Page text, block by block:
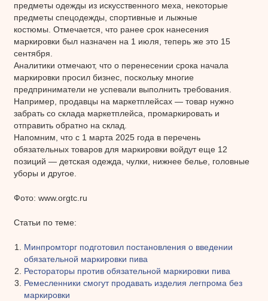
предметы одежды из искусственного меха, некоторые
предметы спецодежды, спортивные и лыжные
костюмы. Отмечается, что ранее срок нанесения
маркировки был назначен на 1 июля, теперь же это 15
сентября.
Аналитики отмечают, что о перенесении срока начала
маркировки просил бизнес, поскольку многие
предприниматели не успевали выполнить требования.
Например, продавцы на маркетплейсах — товар нужно
забрать со склада маркетплейса, промаркировать и
отправить обратно на склад.
Напомним, что с 1 марта 2025 года в перечень
обязательных товаров для маркировки войдут еще 12
позиций — детская одежда, чулки, нижнее белье, головные
уборы и другое.
Фото: www.orgtc.ru
Статьи по теме:
Минпромторг подготовил постановления о введении
обязательной маркировки пива
Рестораторы против обязательной маркировки пива
Ремесленники смогут продавать изделия легпрома без
маркировки